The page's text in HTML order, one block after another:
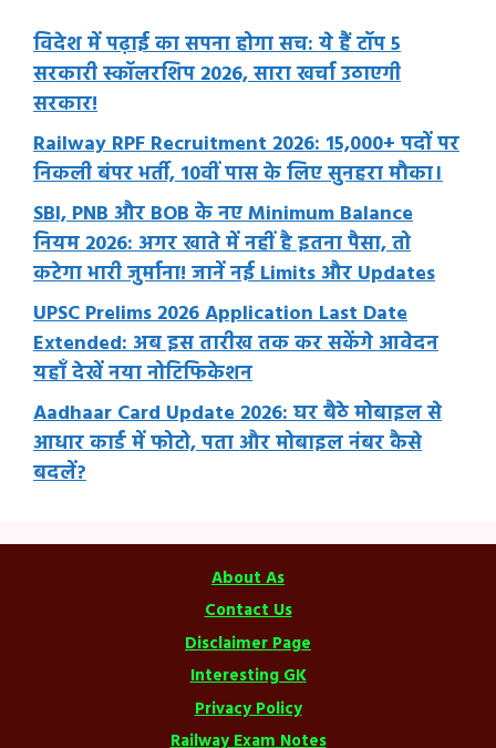
विदेश में पढ़ाई का सपना होगा सच: ये हैं टॉप 5
सरकारी स्कॉलरशिप 2026, सारा खर्चा उठाएगी
सरकार!
Railway RPF Recruitment 2026: 15,000+ पदों पर
निकली बंपर भर्ती, 10वीं पास के लिए सुनहरा मौका।
SBI, PNB और BOB के नए Minimum Balance
नियम 2026: अगर खाते में नहीं है इतना पैसा, तो
कटेगा भारी जुर्माना! जानें नई Limits और Updates
UPSC Prelims 2026 Application Last Date
Extended: अब इस तारीख तक कर सकेंगे आवेदन
यहाँ देखें नया नोटिफिकेशन
Aadhaar Card Update 2026: घर बैठे मोबाइल से
आधार कार्ड में फोटो, पता और मोबाइल नंबर कैसे
बदलें?
About As
Contact Us
Disclaimer Page
Interesting GK
Privacy Policy
Railway Exam Notes